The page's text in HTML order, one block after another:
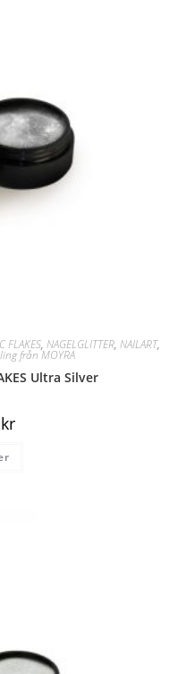
FLAKES, NAGELGLITTER, NAILART,
från MOYRA
Ultra Silver
kr